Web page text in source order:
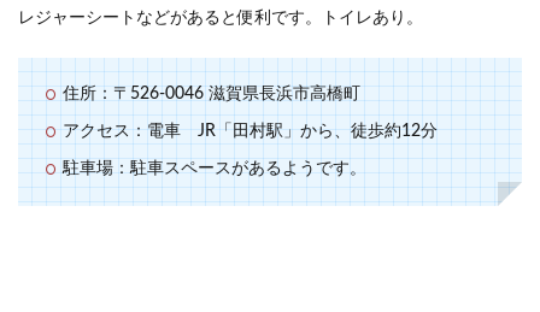
レジャーシートなどがあると便利です。トイレあり。
住所：〒526-0046 滋賀県長浜市高橋町
アクセス：電車 JR「田村駅」から、徒歩約12分
駐車場：駐車スペースがあるようです。